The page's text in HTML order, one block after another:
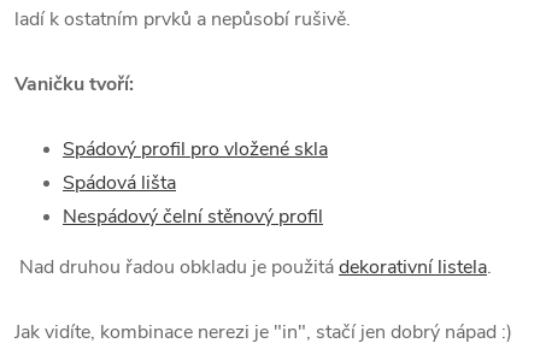
ladí k ostatním prvků a nepůsobí rušivě.
Vaničku tvoří:
Spádový profil pro vložené skla
Spádová lišta
Nespádový čelní stěnový profil
Nad druhou řadou obkladu je použitádekorativní listela.
Jak vidíte, kombinace nerezi je "in", stačí jen dobrý nápad :)